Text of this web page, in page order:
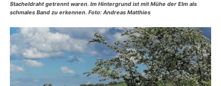
Stacheldraht getrennt waren. Im Hintergrund ist mit Mühe der Elm als
schmales Band zu erkennen. Foto: Andreas Matthies